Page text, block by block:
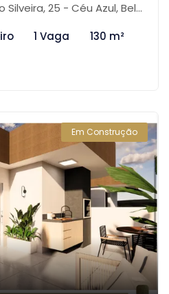
25 - Céu Azul, Belo Horizonte-MG
1 Vaga 130 m²
Em Construção